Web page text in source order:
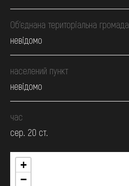
Об’єднана територіальна громада
невідомо
населений пункт
невідомо
час
сер. 20 ст.
+
−